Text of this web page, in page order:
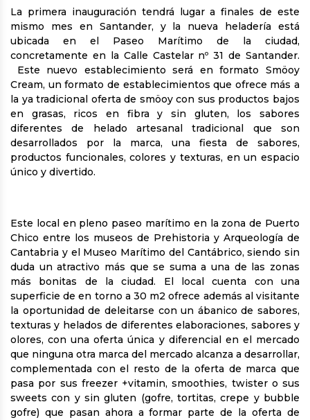
La primera inauguración tendrá lugar a finales de este
mismo mes en Santander, y la nueva heladería está
ubicada en el Paseo Marítimo de la ciudad,
concretamente en la Calle Castelar nº 31 de Santander.
Este nuevo establecimiento será en formato Smöoy
Cream, un formato de establecimientos que ofrece más a
la ya tradicional oferta de smöoy con sus productos bajos
en grasas, ricos en fibra y sin gluten, los sabores
diferentes de helado artesanal tradicional que son
desarrollados por la marca, una fiesta de sabores,
productos funcionales, colores y texturas, en un espacio
único y divertido.
Este local en pleno paseo marítimo en la zona de Puerto
Chico entre los museos de Prehistoria y Arqueología de
Cantabria y el Museo Marítimo del Cantábrico, siendo sin
duda un atractivo más que se suma a una de las zonas
más bonitas de la ciudad. El local cuenta con una
superficie de en torno a 30 m2 ofrece además al visitante
la oportunidad de deleitarse con un ábanico de sabores,
texturas y helados de diferentes elaboraciones, sabores y
olores, con una oferta única y diferencial en el mercado
que ninguna otra marca del mercado alcanza a desarrollar,
complementada con el resto de la oferta de marca que
pasa por sus freezer +vitamin, smoothies, twister o sus
sweets con y sin gluten (gofre, tortitas, crepe y bubble
gofre) que pasan ahora a formar parte de la oferta de